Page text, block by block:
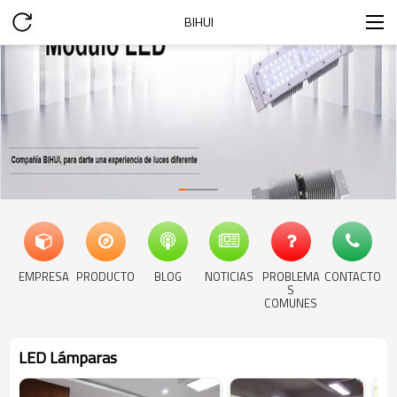
BIHUI
EMPRESA PRODUCTO BLOG NOTICIAS PROBLEMA
S
COMUNES
CONTACTO
LED Lámparas